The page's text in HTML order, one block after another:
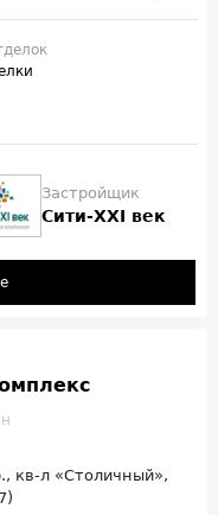
Застройщик
Сити-XXI век
кв-л «Столичный»,